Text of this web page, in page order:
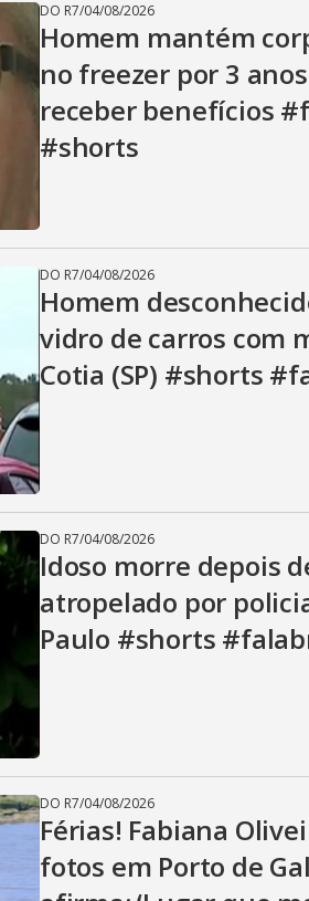
DO R7/04/08/2026
Homem mantém
no freezer por 3
receber benefícios
#shorts
DO R7/04/08/2026
Homem
vidro de carros com
Cotia (SP) #shorts
DO R7/04/08/2026
Idoso morre depois
atropelado por
Paulo #shorts
DO R7/04/08/2026
Férias! Fabiana
fotos em Porto de